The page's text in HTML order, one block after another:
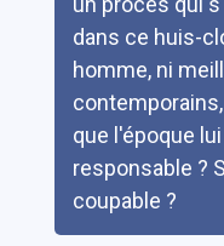
dans ce huis-
homme, ni
que l'époque
responsable ?
coupable ?